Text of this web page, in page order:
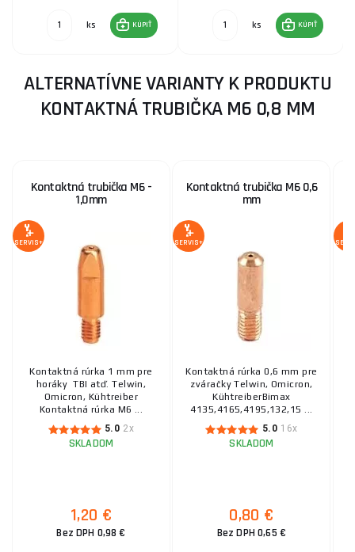
ks KÚPIŤ ks KÚPIŤ
ALTERNATÍVNE VARIANTY K PRODUKTU
KONTAKTNÁ TRUBIČKA M6 0,8 MM
Kontaktná trubička M6 -
1,0mm
SERVIS+
Kontaktná rúrka 1 mm pre
horáky TBI atď. Telwin,
Omicron, Kühtreiber
Kontaktná rúrka M6 ...
5.0 2x
SKLADOM
1,20 €
Bez DPH 0,98 €
Kontaktná trubička M6 0,6
mm
SERVIS+
Kontaktná rúrka 0,6 mm pre
zváračky Telwin, Omicron,
KühtreiberBimax
4135,4165,4195,132,15 ...
5.0 16x
SKLADOM
0,80 €
Bez DPH 0,65 €